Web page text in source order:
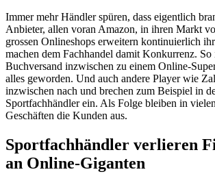
Immer mehr Händler spüren, dass eigentlich
Anbieter, allen voran Amazon, in ihren Markt
grossen Onlineshops erweitern kontinuierlich
machen dem Fachhandel damit Konkurrenz.
Buchversand inzwischen zu einem Online-
alles geworden. Und auch andere Player wie
inzwischen nach und brechen zum Beispiel in
Sportfachhändler ein. Als Folge bleiben in
Geschäften die Kunden aus.
Sportfachhändler verlieren
an Online-Giganten